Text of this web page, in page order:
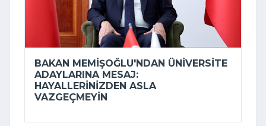
BAKAN MEMIŞOĞLU'NDAN ÜNIVERSITE
ADAYLARINA MESAJ:
HAYALLERINIZDEN ASLA
VAZGEÇMEYIN